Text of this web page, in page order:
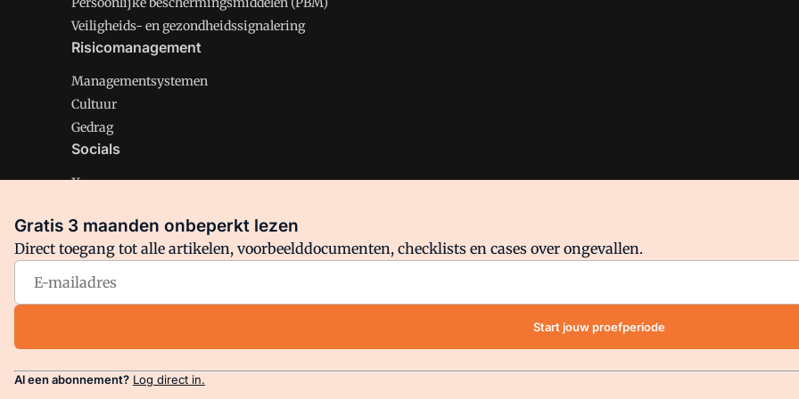
Veiligheids- en gezondheidssignalering
Risicomanagement
Managementsystemen
Cultuur
Gedrag
Socials
X
Facebook
Arbo is onderdeel van VMN media. Lees inons manifestwaar VMN media voor staat. Op gebruik van deze site zijn de
Gratis 3 maanden onbeperkt lezen
Direct toegang tot alle artikelen, voorbeelddocumenten, checklists en cases over ongevallen.
Start jouw proefperiode
Al een abonnement? Log direct in.